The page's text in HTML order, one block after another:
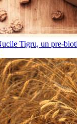
Tigru, un pre-